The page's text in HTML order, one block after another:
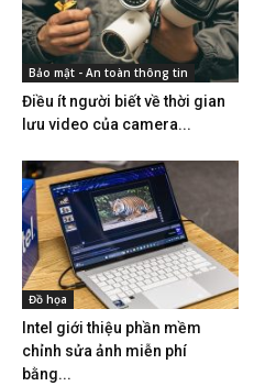
Bảo mật - An toàn thông tin
Điều ít người biết về thời gian
lưu video của camera...
Đồ họa
Intel giới thiệu phần mềm
chỉnh sửa ảnh miễn phí
bằng...